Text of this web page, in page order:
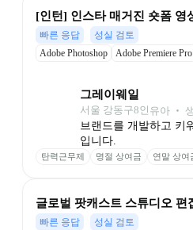
[인턴] 인스타 매거진 숏폼 영
빠른 응답
성실 검토
Adobe Photoshop
Adobe Premiere Pro
그레이웨일
서울 강동구8인 유아 ‧
브랜드를 개발하고 키
입니다.
탄력근무제 명절 상여금 연말 상여
글로벌 팟캐스트 스튜디오 편
빠른 응답 성실 검토